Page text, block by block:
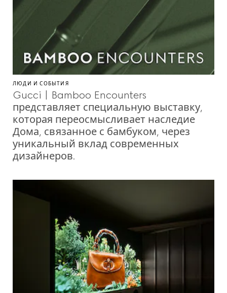
ЛЮДИ И СОБЫТИЯ
Gucci | Bamboo Encounters
представляет специальную выставку,
которая переосмысливает наследие
Дома, связанное с бамбуком, через
уникальный вклад современных
дизайнеров.